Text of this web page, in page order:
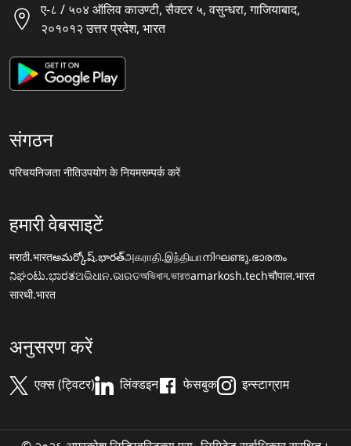
ए-८ / ५०४ ऑलिव काउण्टी, सैक्टर ५, वसुन्धरा, गाजियाबाद,
२०१०१२ उत्तर प्रदेश, भारत
संगठन
परिचयनिजता नीतिउपयोग के नियमसम्पर्क करें
हमारी वेबसाइटें
मराठी.भारतఅమర్కోష్.భారత్அகராதி.இந்தியாനിഘണ്ടു.ഭാരതം
ನಿಘಂಟು.ಭಾರತଅଭିଧାନ.ଭାରତঅভিধান.ভারতamarkosh.techचौपाल.भारत
सारथी.भारत
अनुसरण करें
एक्स (ट्विटर) लिंक्डइन फेसबुक इन्स्टाग्राम